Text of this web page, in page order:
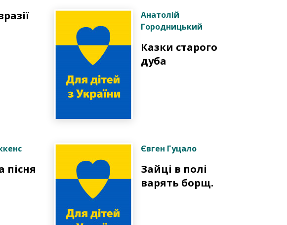
Анатолій
Городницький
Казки старого
дуба
пісня
Євген Гуцало
Зайці в полі
варять борщ.